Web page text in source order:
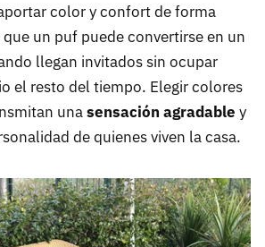
color y confort de forma
un puf puede convertirse en un
llegan invitados sin ocupar
el resto del tiempo. Elegir colores
unasensación agradable y
de quienes viven la casa.